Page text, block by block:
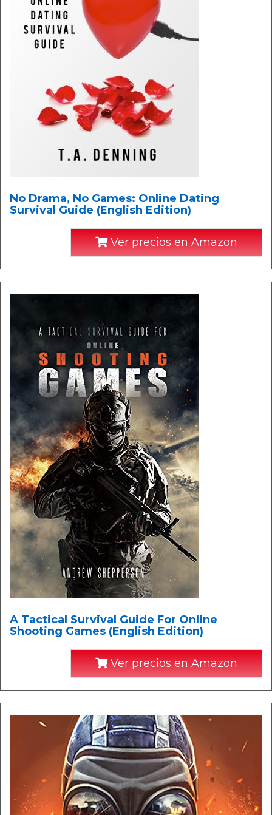
No Drama, No Games: Online Dating
Survival Guide (English Edition)
Ver precios en Amazon
A Tactical Survival Guide For Online
Shooting Games (English Edition)
Ver precios en Amazon